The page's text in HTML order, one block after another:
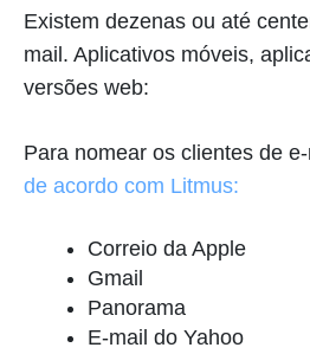
Existem dezenas ou até
mail. Aplicativos móveis,
versões web:
Para nomear os clientes de
de acordo com Litmus:
Correio da Apple
Gmail
Panorama
E-mail do Yahoo